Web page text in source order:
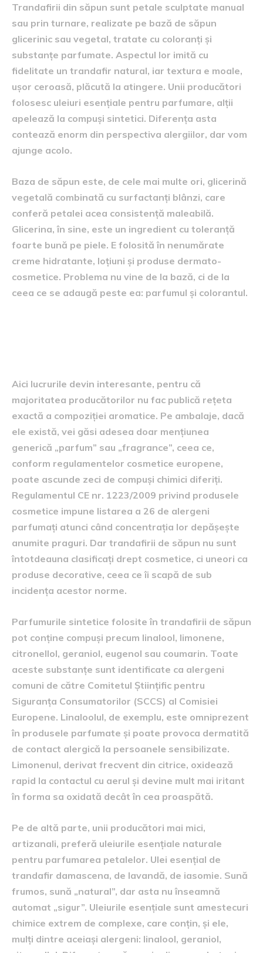
Trandafirii din săpun sunt petale sculptate manual
sau prin turnare, realizate pe bază de săpun
glicerinic sau vegetal, tratate cu coloranți și
substanțe parfumate. Aspectul lor imită cu
fidelitate un trandafir natural, iar textura e moale,
ușor ceroasă, plăcută la atingere. Unii producători
folosesc uleiuri esențiale pentru parfumare, alții
apelează la compuși sintetici. Diferența asta
contează enorm din perspectiva alergiilor, dar vom
ajunge acolo.
Baza de săpun este, de cele mai multe ori, glicerină
vegetală combinată cu surfactanți blânzi, care
conferă petalei acea consistență maleabilă.
Glicerina, în sine, este un ingredient cu toleranță
foarte bună pe piele. E folosită în nenumărate
creme hidratante, loțiuni și produse dermato-
cosmetice. Problema nu vine de la bază, ci de la
ceea ce se adaugă peste ea: parfumul și colorantul.
Aici lucrurile devin interesante, pentru că
majoritatea producătorilor nu fac publică rețeta
exactă a compoziției aromatice. Pe ambalaje, dacă
ele există, vei găsi adesea doar mențiunea
generică „parfum” sau „fragrance”, ceea ce,
conform regulamentelor cosmetice europene,
poate ascunde zeci de compuși chimici diferiți.
Regulamentul CE nr. 1223/2009 privind produsele
cosmetice impune listarea a 26 de alergeni
parfumați atunci când concentrația lor depășește
anumite praguri. Dar trandafirii de săpun nu sunt
întotdeauna clasificați drept cosmetice, ci uneori ca
produse decorative, ceea ce îi scapă de sub
incidența acestor norme.
Parfumurile sintetice folosite în trandafirii de săpun
pot conține compuși precum linalool, limonene,
citronellol, geraniol, eugenol sau coumarin. Toate
aceste substanțe sunt identificate ca alergeni
comuni de către Comitetul Științific pentru
Siguranța Consumatorilor (SCCS) al Comisiei
Europene. Linaloolul, de exemplu, este omniprezent
în produsele parfumate și poate provoca dermatită
de contact alergică la persoanele sensibilizate.
Limonenul, derivat frecvent din citrice, oxidează
rapid la contactul cu aerul și devine mult mai iritant
în forma sa oxidată decât în cea proaspătă.
Pe de altă parte, unii producători mai mici,
artizanali, preferă uleiurile esențiale naturale
pentru parfumarea petalelor. Ulei esențial de
trandafir damascena, de lavandă, de iasomie. Sună
frumos, sună „natural”, dar asta nu înseamnă
automat „sigur”. Uleiurile esențiale sunt amestecuri
chimice extrem de complexe, care conțin, și ele,
mulți dintre aceiași alergeni: linalool, geraniol,